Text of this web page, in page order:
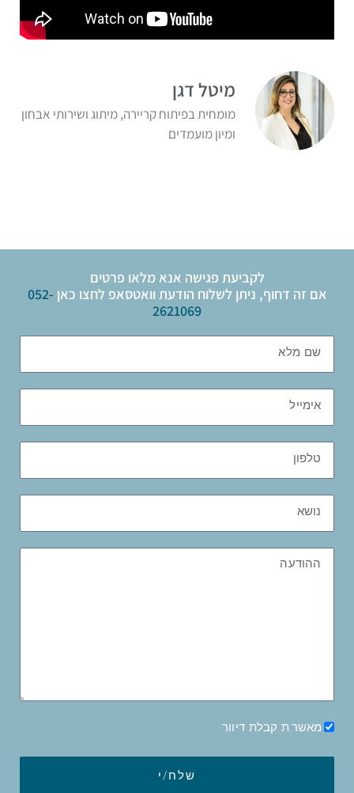
מיטל דגן
מומחית בפיתוח קריירה, מיתוג ושירותי אבחון
ומיון מועמדים
לקביעת פגישה אנא מלאו פרטים
אם זה דחוף, ניתן לשלוח הודעת וואטסאפ לחצו כאן 052-
2621069
מאשר.ת קבלת דיוור
שלח/י